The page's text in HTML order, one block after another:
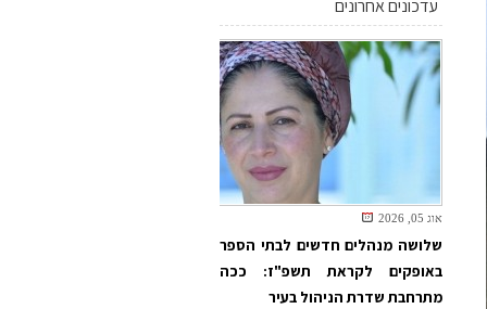
עדכונים אחרונים
אוג 05, 2026
שלושה מנהלים חדשים לבתי הספר
באופקים לקראת תשפ"ז: ככה
מתרחבת שדרת הניהול בעיר